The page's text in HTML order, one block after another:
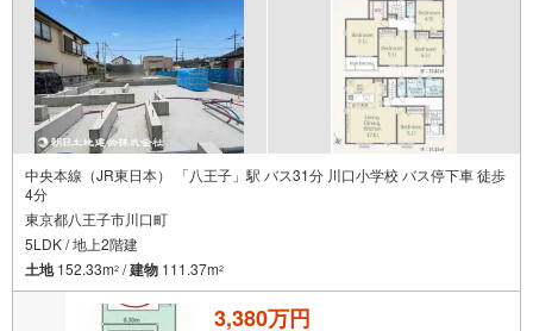
中央本線（JR東日本） 「八王子」駅 バス31分 川口小学校 バス停下車 徒歩
4分
東京都八王子市川口町
5LDK / 地上2階建
土地152.33m2 /建物 111.37m2
3,380万円